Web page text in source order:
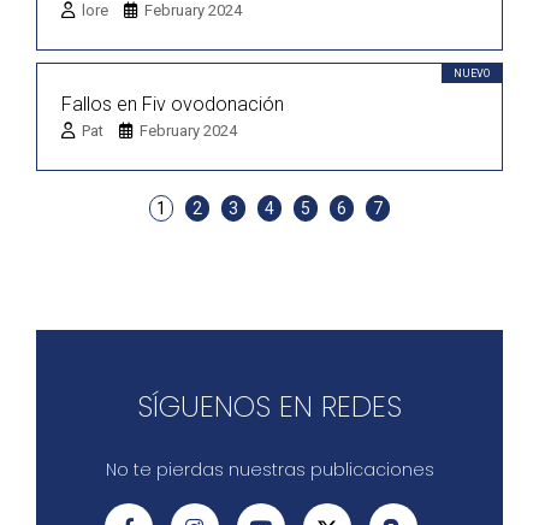
lore February 2024
NUEVO
Fallos en Fiv ovodonación
Pat February 2024
1 2 3 4 5 6 7
SÍGUENOS EN REDES
No te pierdas nuestras publicaciones